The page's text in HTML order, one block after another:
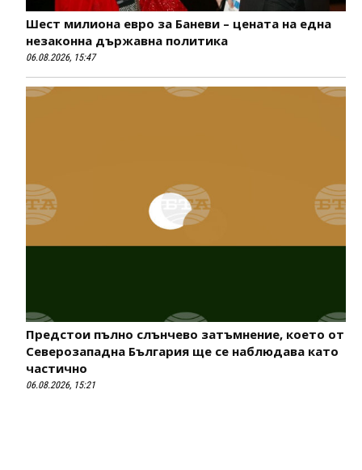
Шест милиона евро за Баневи – цената на една
незаконна държавна политика
06.08.2026, 15:47
Предстои пълно слънчево затъмнение, което от
Северозападна България ще се наблюдава като
частично
06.08.2026, 15:21